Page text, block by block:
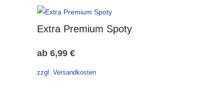
Extra Premium Spoty
ab 6,99 €
zzgl. Versandkosten